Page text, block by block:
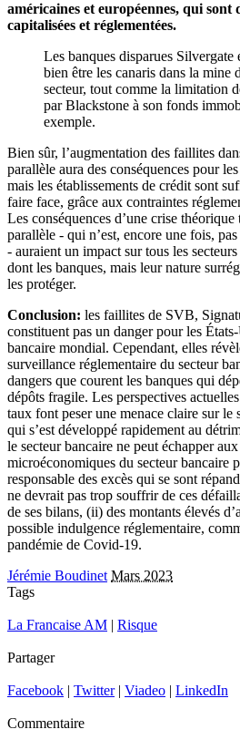
américaines et européennes, qui sont
capitalisées et réglementées.
Les banques disparues
bien être les canaris dans la mine
secteur, tout comme la limitation
par Blackstone à son fonds
exemple.
Bien sûr, l’augmentation des faillites
parallèle aura des conséquences pour
mais les établissements de crédit sont
faire face, grâce aux contraintes
Les conséquences d’une crise
parallèle - qui n’est, encore une fois,
- auraient un impact sur tous les
dont les banques, mais leur nature
les protéger.
Conclusion: les faillites de SVB,
constituent pas un danger pour les
bancaire mondial. Cependant, elles
surveillance réglementaire du secteur
dangers que courent les banques qui
dépôts fragile. Les perspectives
taux font peser une menace claire sur le
qui s’est développé rapidement au
le secteur bancaire ne peut échapper
microéconomiques du secteur bancaire
responsable des excès qui se sont
ne devrait pas trop souffrir de ces
de ses bilans, (ii) des montants élevés
possible indulgence réglementaire,
pandémie de Covid-19.
Jérémie Boudinet Mars 2023
Tags
La Francaise AM | Risque
Partager
Facebook | Twitter| Viadeo | LinkedIn
Commentaire